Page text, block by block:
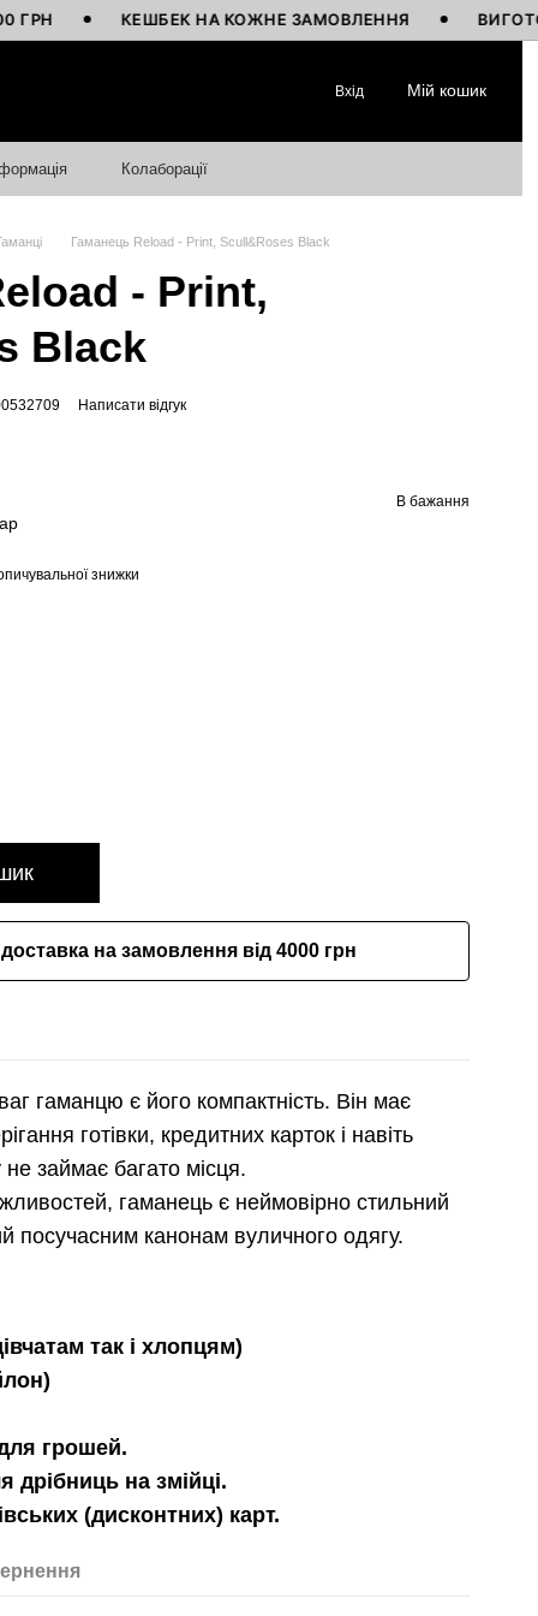
КЕШБЕК НА КОЖНЕ ЗАМОВЛЕННЯ
Вхід Мій кошик
Колаборації
Гаманець Reload - Print, Sсull&Roses Black
- Print,
Black
Написати відгук
В бажання
знижки
на замовлення від 4000 грн
гаманцю є його компактність. Він має
готівки, кредитних карток і навіть
займає багато місця.
гаманець є неймовірно стильний
посучасним канонам вуличного одягу.
так і хлопцям)
грошей.
дрібниць на змійці.
(дисконтних) карт.